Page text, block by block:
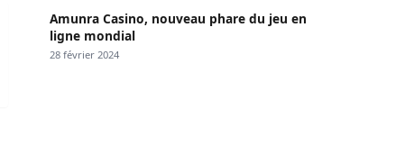
refuse de se présenter au tribunal
Amunra Casino, nouveau phare du jeu en
ligne mondial
28 février 2024